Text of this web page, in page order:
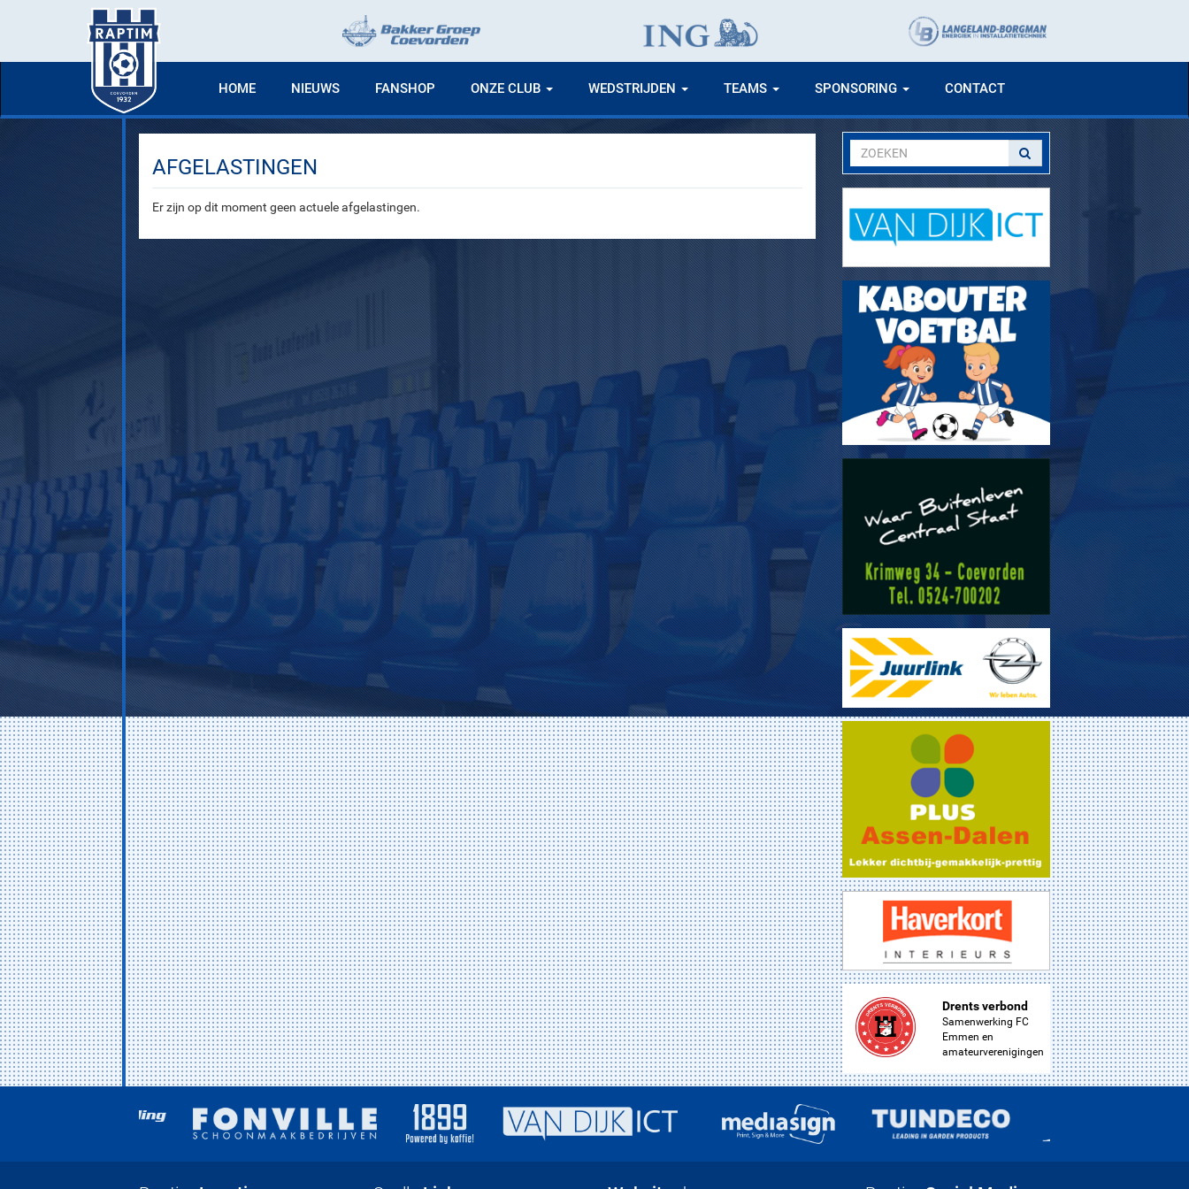
HOME NIEUWS FANSHOP ONZE CLUB WEDSTRIJDEN TEAMS SPONSORING CONTACT
AFGELASTINGEN
Er zijn op dit moment geen actuele afgelastingen.
Drents verbond
Samenwerking FC
Emmen en
amateurverenigingen